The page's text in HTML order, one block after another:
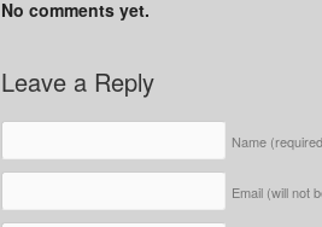
No comments yet.
Leave a Reply
Name
Email (will not